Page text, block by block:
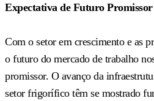
Expectativa de Futuro Promissor
Com o setor em crescimento e as
o futuro do mercado de trabalho
promissor. O avanço da
setor frigorífico têm se mostrado